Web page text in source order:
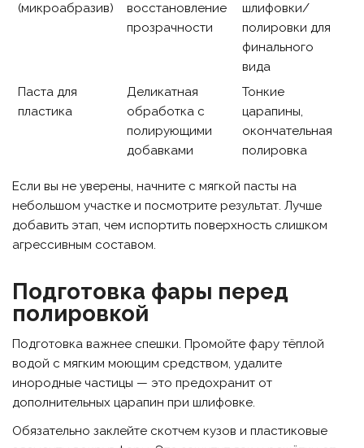
(микроабразив)
восстановление
прозрачности
шлифовки/
полировки для
финального
вида
Паста для
пластика
Деликатная
обработка с
полирующими
добавками
Тонкие
царапины,
окончательная
полировка
Если вы не уверены, начните с мягкой пасты на
небольшом участке и посмотрите результат. Лучше
добавить этап, чем испортить поверхность слишком
агрессивным составом.
Подготовка фары перед
полировкой
Подготовка важнее спешки. Промойте фару тёплой
водой с мягким моющим средством, удалите
инородные частицы — это предохранит от
дополнительных царапин при шлифовке.
Обязательно заклейте скотчем кузов и пластиковые